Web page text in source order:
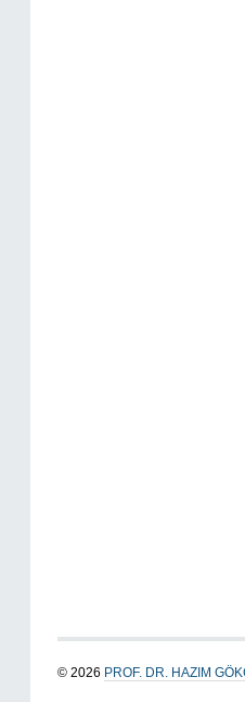
© 2026 PROF. DR. HAZIM